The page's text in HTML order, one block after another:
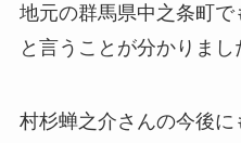
地元の群馬県中之条町
と言うことが分かりまし
村杉蝉之介さんの今後に